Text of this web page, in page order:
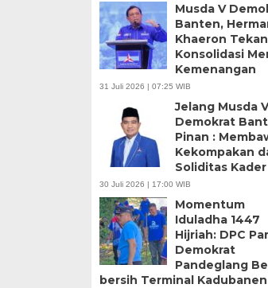
Musda V
Banten,
Khaeron
Konsolidasi
Kemenangan
31 Juli 2026 | 07:25 WIB
Jelang Musda V
Demokrat
Pinan :
Kekompakan
Soliditas Kader
30 Juli 2026 | 17:00 WIB
Momentum
Iduladha 1447
Hijriah: DPC
Demokrat
Pandeglang
bersih Terminal Kadubanen